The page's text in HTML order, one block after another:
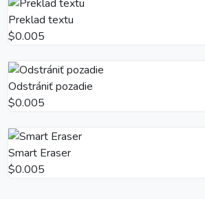
Preklad textu
$0.005
Odstrániť pozadie
$0.005
Smart Eraser
$0.005